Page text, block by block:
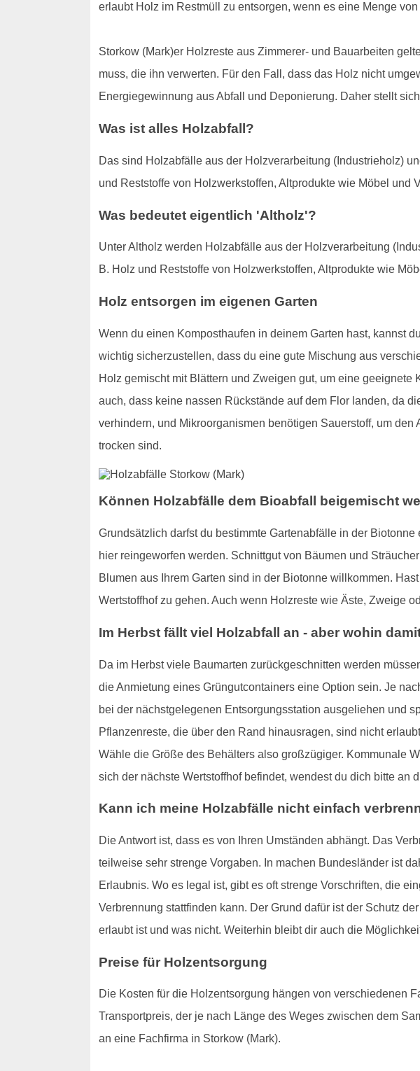
erlaubt Holz im Restmüll zu entsorgen, wenn es eine Menge
Storkow (Mark)er Holzreste aus Zimmerer- und Bauarbeiten
muss, die ihn verwerten. Für den Fall, dass das Holz nicht
Energiegewinnung aus Abfall und Deponierung. Daher stellt
Was ist alles Holzabfall?
Das sind Holzabfälle aus der Holzverarbeitung (Industrieholz)
und Reststoffe von Holzwerkstoffen, Altprodukte wie Möbel
Was bedeutet eigentlich 'Altholz'?
Unter Altholz werden Holzabfälle aus der Holzverarbeitung
B. Holz und Reststoffe von Holzwerkstoffen, Altprodukte wie
Holz entsorgen im eigenen Garten
Wenn du einen Komposthaufen in deinem Garten hast, kannst
wichtig sicherzustellen, dass du eine gute Mischung aus
Holz gemischt mit Blättern und Zweigen gut, um eine
auch, dass keine nassen Rückstände auf dem Flor landen, da
verhindern, und Mikroorganismen benötigen Sauerstoff, um
trocken sind.
Können Holzabfälle dem Bioabfall beigemischt
Grundsätzlich darfst du bestimmte Gartenabfälle in der
hier reingeworfen werden. Schnittgut von Bäumen und
Blumen aus Ihrem Garten sind in der Biotonne willkommen.
Wertstoffhof zu gehen. Auch wenn Holzreste wie Äste, Zweige
Im Herbst fällt viel Holzabfall an - aber wohin
Da im Herbst viele Baumarten zurückgeschnitten werden
die Anmietung eines Grüngutcontainers eine Option sein. Je
bei der nächstgelegenen Entsorgungsstation ausgeliehen und
Pflanzenreste, die über den Rand hinausragen, sind nicht
Wähle die Größe des Behälters also großzügiger. Kommunale
sich der nächste Wertstoffhof befindet, wendest du dich bitte an
Kann ich meine Holzabfälle nicht einfach
Die Antwort ist, dass es von Ihren Umständen abhängt. Das
teilweise sehr strenge Vorgaben. In machen Bundesländer ist
Erlaubnis. Wo es legal ist, gibt es oft strenge Vorschriften, die
Verbrennung stattfinden kann. Der Grund dafür ist der Schutz
erlaubt ist und was nicht. Weiterhin bleibt dir auch die
Preise für Holzentsorgung
Die Kosten für die Holzentsorgung hängen von verschiedenen
Transportpreis, der je nach Länge des Weges zwischen dem
an eine Fachfirma in Storkow (Mark).